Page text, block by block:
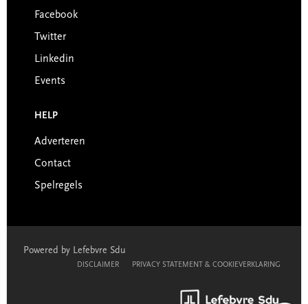
Facebook
Twitter
Linkedin
Events
HELP
Adverteren
Contact
Spelregels
Powered by Lefebvre Sdu
DISCLAIMER PRIVACY STATEMENT & COOKIEVERKLARING